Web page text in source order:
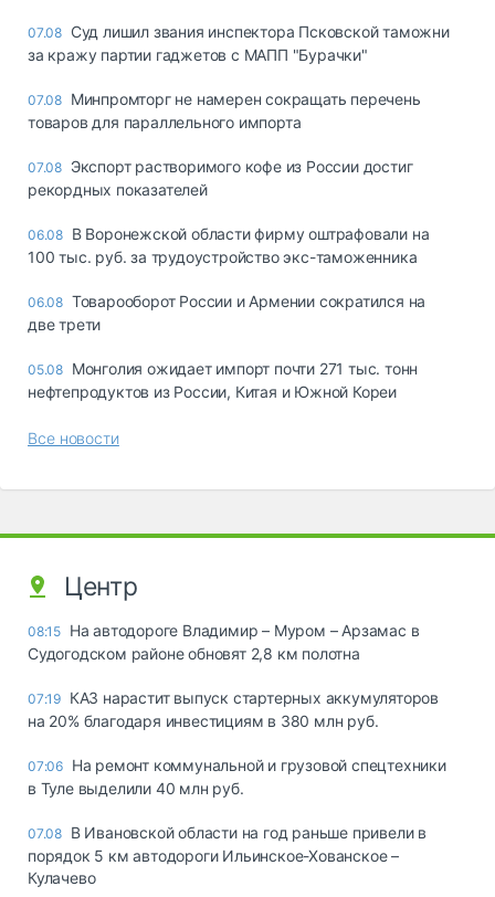
07.08 Суд лишил звания инспектора Псковской таможни
за кражу партии гаджетов с МАПП "Бурачки"
07.08 Минпромторг не намерен сокращать перечень
товаров для параллельного импорта
07.08 Экспорт растворимого кофе из России достиг
рекордных показателей
06.08 В Воронежской области фирму оштрафовали на
100 тыс. руб. за трудоустройство экс-таможенника
06.08 Товарооборот России и Армении сократился на
две трети
05.08 Монголия ожидает импорт почти 271 тыс. тонн
нефтепродуктов из России, Китая и Южной Кореи
Все новости
Центр
08:15 На автодороге Владимир – Муром – Арзамас в
Судогодском районе обновят 2,8 км полотна
07:19 КАЗ нарастит выпуск стартерных аккумуляторов
на 20% благодаря инвестициям в 380 млн руб.
07:06 На ремонт коммунальной и грузовой спецтехники
в Туле выделили 40 млн руб.
07.08 В Ивановской области на год раньше привели в
порядок 5 км автодороги Ильинское-Хованское –
Кулачево